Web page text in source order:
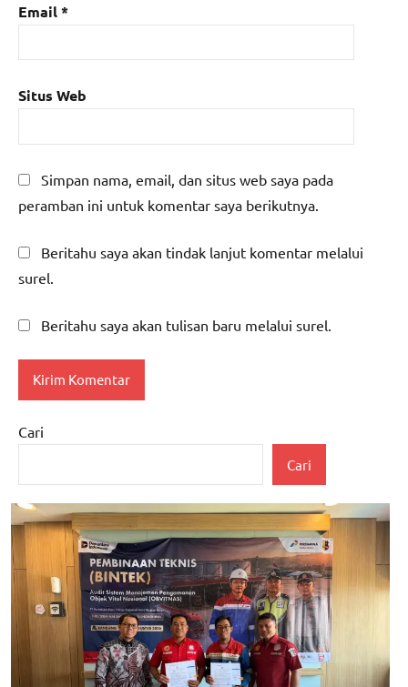
Email*
Situs Web
Simpan nama, email, dan situs web saya pada
peramban ini untuk komentar saya berikutnya.
Beritahu saya akan tindak lanjut komentar melalui
surel.
Beritahu saya akan tulisan baru melalui surel.
Cari
Cari